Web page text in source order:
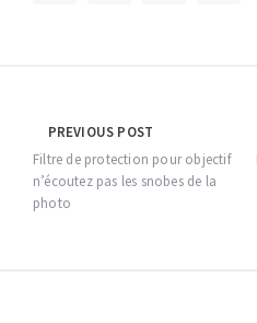
Navigation
de
l’article
PREVIOUS POST
Filtre de protection pour objectif
n’écoutez pas les snobes de la
photo